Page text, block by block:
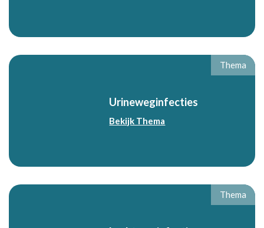
Urineweginfecties
Bekijk Thema
Thema
Thema